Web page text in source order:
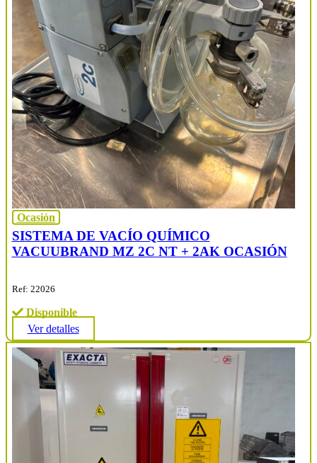
Ocasión
SISTEMA DE VACÍO QUÍMICO
VACUUBRAND MZ 2C NT + 2AK OCASIÓN
Ref: 22026
Disponible
Ver detalles